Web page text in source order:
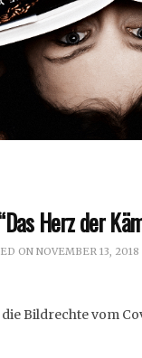
Herz der
ON NOVEMBER 13, 2018
Bildrechte vom